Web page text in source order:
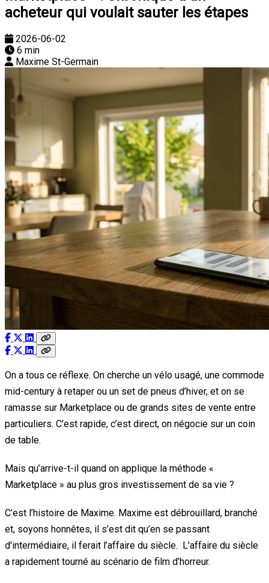
acheteur qui voulait sauter les étapes
2026-06-02
6 min
Maxime St-Germain
On a tous ce réflexe. On cherche un vélo usagé, une commode
mid-century à retaper ou un set de pneus d’hiver, et on se
ramasse sur Marketplace ou de grands sites de vente entre
particuliers. C’est rapide, c’est direct, on négocie sur un coin
de table.
Mais qu’arrive-t-il quand on applique la méthode «
Marketplace » au plus gros investissement de sa vie ?
C’est l’histoire de Maxime. Maxime est débrouillard, branché
et, soyons honnêtes, il s’est dit qu’en se passant
d'intermédiaire, il ferait l’affaire du siècle. L'affaire du siècle
a rapidement tourné au scénario de film d’horreur.